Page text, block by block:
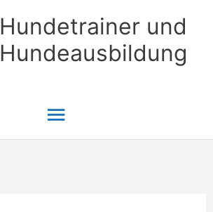
Hundetrainer und
Hundeausbildung
Hauptmenü